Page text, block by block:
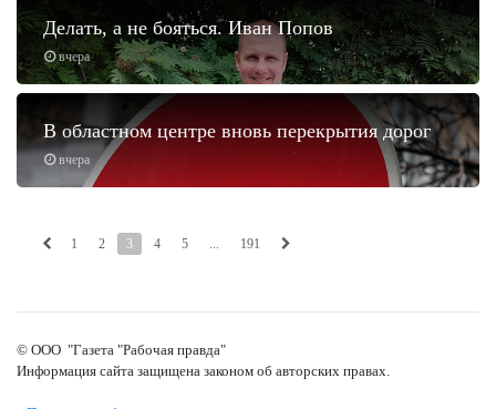
вчера
Делать, а не бояться. Иван Попов
вчера
В областном центре вновь перекрытия дорог
1 2 3 4 5 ... 191
© ООО "Газета "Рабочая правда"
Информация сайта защищена законом об авторских правах.